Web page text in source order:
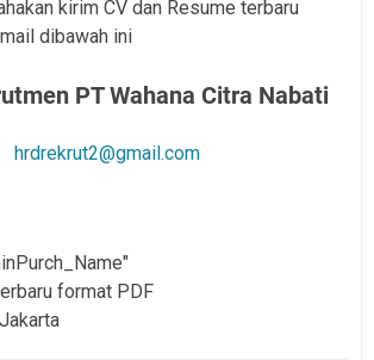
kirim CV dan Resume terbaru
dibawah ini
PT Wahana Citra Nabati
hrdrekrut2@gmail.com
format PDF